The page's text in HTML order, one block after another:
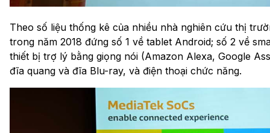
Theo số liệu thống kê của nhiều nhà nghiên cứu thị
trong năm 2018 đứng số 1 về tablet Android; số 2 về
thiết bị trợ lý bằng giọng nói (Amazon Alexa, Google
đĩa quang và đĩa Blu-ray, và điện thoại chức năng.